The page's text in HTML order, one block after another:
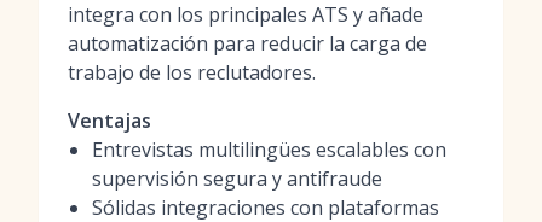
integra con los principales ATS y añade
automatización para reducir la carga de
trabajo de los reclutadores.
Ventajas
Entrevistas multilingües escalables con
supervisión segura y antifraude
Sólidas integraciones con plataformas